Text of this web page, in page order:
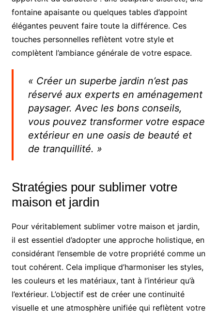
fontaine apaisante ou quelques tables d’appoint
élégantes peuvent faire toute la différence. Ces
touches personnelles reflètent votre style et
complètent l’ambiance générale de votre espace.
« Créer un superbe jardin n’est pas
réservé aux experts en aménagement
paysager. Avec les bons conseils,
vous pouvez transformer votre espace
extérieur en une oasis de beauté et
de tranquillité. »
Stratégies pour sublimer votre
maison et jardin
Pour véritablement sublimer votre maison et jardin,
il est essentiel d’adopter une approche holistique, en
considérant l’ensemble de votre propriété comme un
tout cohérent. Cela implique d’harmoniser les styles,
les couleurs et les matériaux, tant à l’intérieur qu’à
l’extérieur. L’objectif est de créer une continuité
visuelle et une atmosphère unifiée qui reflètent votre